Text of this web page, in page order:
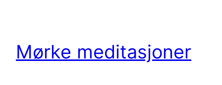
Mørke meditasjoner